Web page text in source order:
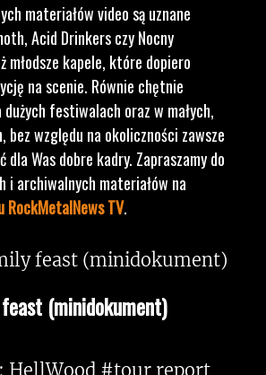
materiałów video są uznane
Acid Drinkers czy Nocny
młodsze kapele, które dopiero
na scenie. Równie chętnie
festiwalach oraz w małych,
bez względu na okoliczności zawsze
dla Was dobre kadry. Zapraszamy do
i archiwalnych materiałów na
RockMetalNews TV.
(minidokument)